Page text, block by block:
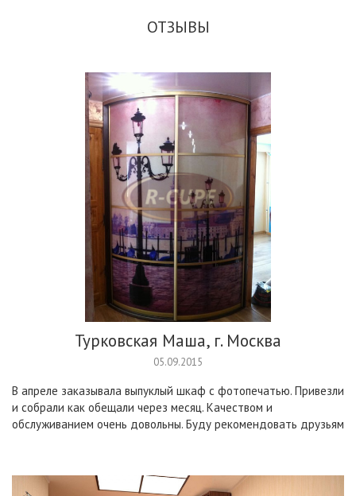
ОТЗЫВЫ
Турковская Маша, г. Москва
05.09.2015
В апреле заказывала выпуклый шкаф с фотопечатью. Привезли
и собрали как обещали через месяц. Качеством и
обслуживанием очень довольны. Буду рекомендовать друзьям